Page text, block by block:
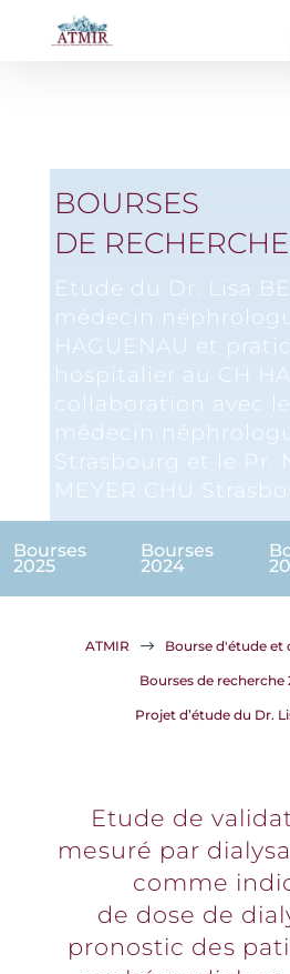
BOURSES
DE
Etude du Dr. Lisa
médecin
HAGUENAU et
hospitalier au CH
collaboration avec le
médecin
Strasbourg et le Pr.
MEYER CHU
Bourses
2025
Bourses
2024
ATMIR $ Bourse d'étude et
Bourses de recherche
Projet d’étude du Dr.
Etude de
mesuré par
comme
de dose de
pronostic des